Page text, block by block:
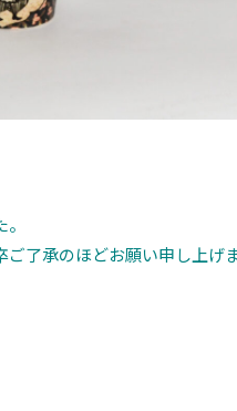
了承のほどお願い申し上げま